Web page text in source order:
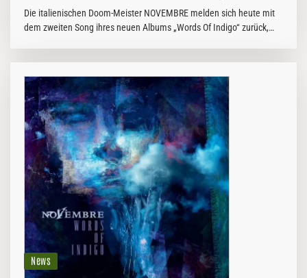
Die italienischen Doom-Meister NOVEMBRE melden sich heute mit
dem zweiten Song ihres neuen Albums „Words Of Indigo“ zurück,
News